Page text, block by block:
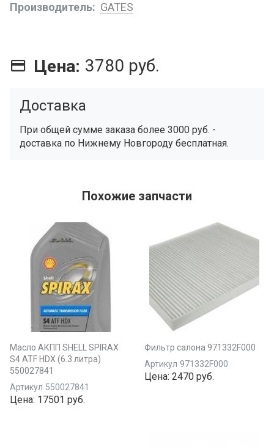
Производитель GATES
Цена: 3780 руб.
Доставка
При общей сумме заказа более 3000 руб. -
доставка по Нижнему Новгороду бесплатная.
Похожие запчасти
Масло АКПП SHELL SPIRAX
S4 ATF HDX (6.3 литра)
550027841
Артикул 550027841
Цена: 17501 руб.
Фильтр салона 971332F000
Артикул 971332F000
Цена: 2470 руб.